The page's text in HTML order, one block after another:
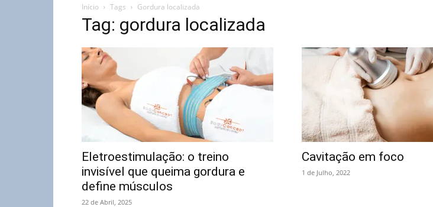
Início Tags Gordura localizada
Tag: gordura localizada
Eletroestimulação: o treino
invisível que queima gordura e
define músculos
22 de Abril, 2025
Cavitação em foco
1 de Julho, 2022